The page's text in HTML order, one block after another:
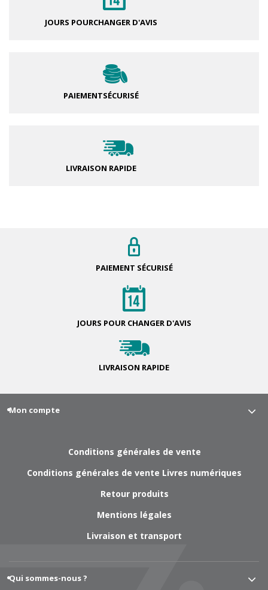
JOURS POURCHANGER D'AVIS
PAIEMENTSÉCURISÉ
LIVRAISON RAPIDE
PAIEMENT SÉCURISÉ
JOURS POUR CHANGER D'AVIS
LIVRAISON RAPIDE
Mon compte
Conditions générales de vente
Conditions générales de vente Livres numériques
Retour produits
Mentions légales
Livraison et transport
Qui sommes-nous ?